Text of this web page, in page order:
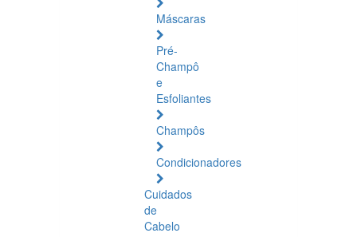
Máscaras
Pré-
Champô
e
Esfoliantes
Champôs
Condicionadores
Cuidados
de
Cabelo